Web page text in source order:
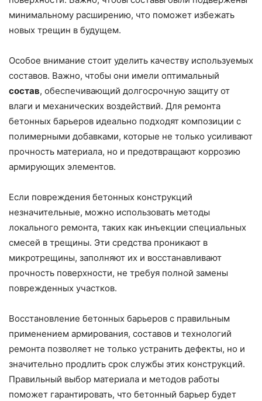
минимальному расширению, что поможет избежать
новых трещин в будущем.
Особое внимание стоит уделить качеству используемых
составов. Важно, чтобы они имели оптимальный
состав, обеспечивающий долгосрочную защиту от
влаги и механических воздействий. Для ремонта
бетонных барьеров идеально подходят композиции с
полимерными добавками, которые не только усиливают
прочность материала, но и предотвращают коррозию
армирующих элементов.
Если повреждения бетонных конструкций
незначительные, можно использовать методы
локального ремонта, таких как инъекции специальных
смесей в трещины. Эти средства проникают в
микротрещины, заполняют их и восстанавливают
прочность поверхности, не требуя полной замены
поврежденных участков.
Восстановление бетонных барьеров с правильным
применением армирования, составов и технологий
ремонта позволяет не только устранить дефекты, но и
значительно продлить срок службы этих конструкций.
Правильный выбор материала и методов работы
поможет гарантировать, что бетонный барьер будет